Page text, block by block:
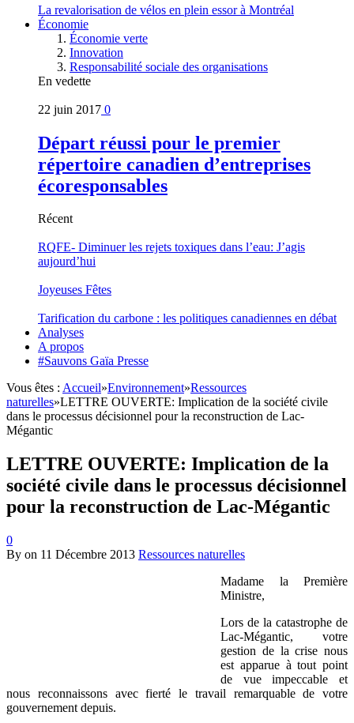
La revalorisation de vélos en plein essor à Montréal
Économie
Économie verte
Innovation
Responsabilité sociale des organisations
En vedette
22 juin 2017 0
Départ réussi pour le premier
répertoire canadien d’entreprises
écoresponsables
Récent
RQFE- Diminuer les rejets toxiques dans l’eau: J’agis
aujourd’hui
Joyeuses Fêtes
Tarification du carbone : les politiques canadiennes en débat
Analyses
A propos
#Sauvons Gaïa Presse
Vous êtes : Accueil»Environnement»Ressources
naturelles»LETTRE OUVERTE: Implication de la société civile
dans le processus décisionnel pour la reconstruction de Lac-
Mégantic
LETTRE OUVERTE: Implication de la
société civile dans le processus décisionnel
pour la reconstruction de Lac-Mégantic
0
By on 11 Décembre 2013 Ressources naturelles
Madame la Première
Ministre,
Lors de la catastrophe de
Lac-Mégantic, votre
gestion de la crise nous
est apparue à tout point
de vue impeccable et
nous reconnaissons avec fierté le travail remarquable de votre
gouvernement depuis.